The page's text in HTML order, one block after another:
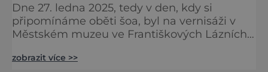
Dne 27. ledna 2025, tedy v den, kdy si
připomínáme oběti šoa, byl na vernisáži v
Městském muzeu ve Františkových Lázních
nacisty zničena v roce 1938. Do lázeňského
zobrazit více >>